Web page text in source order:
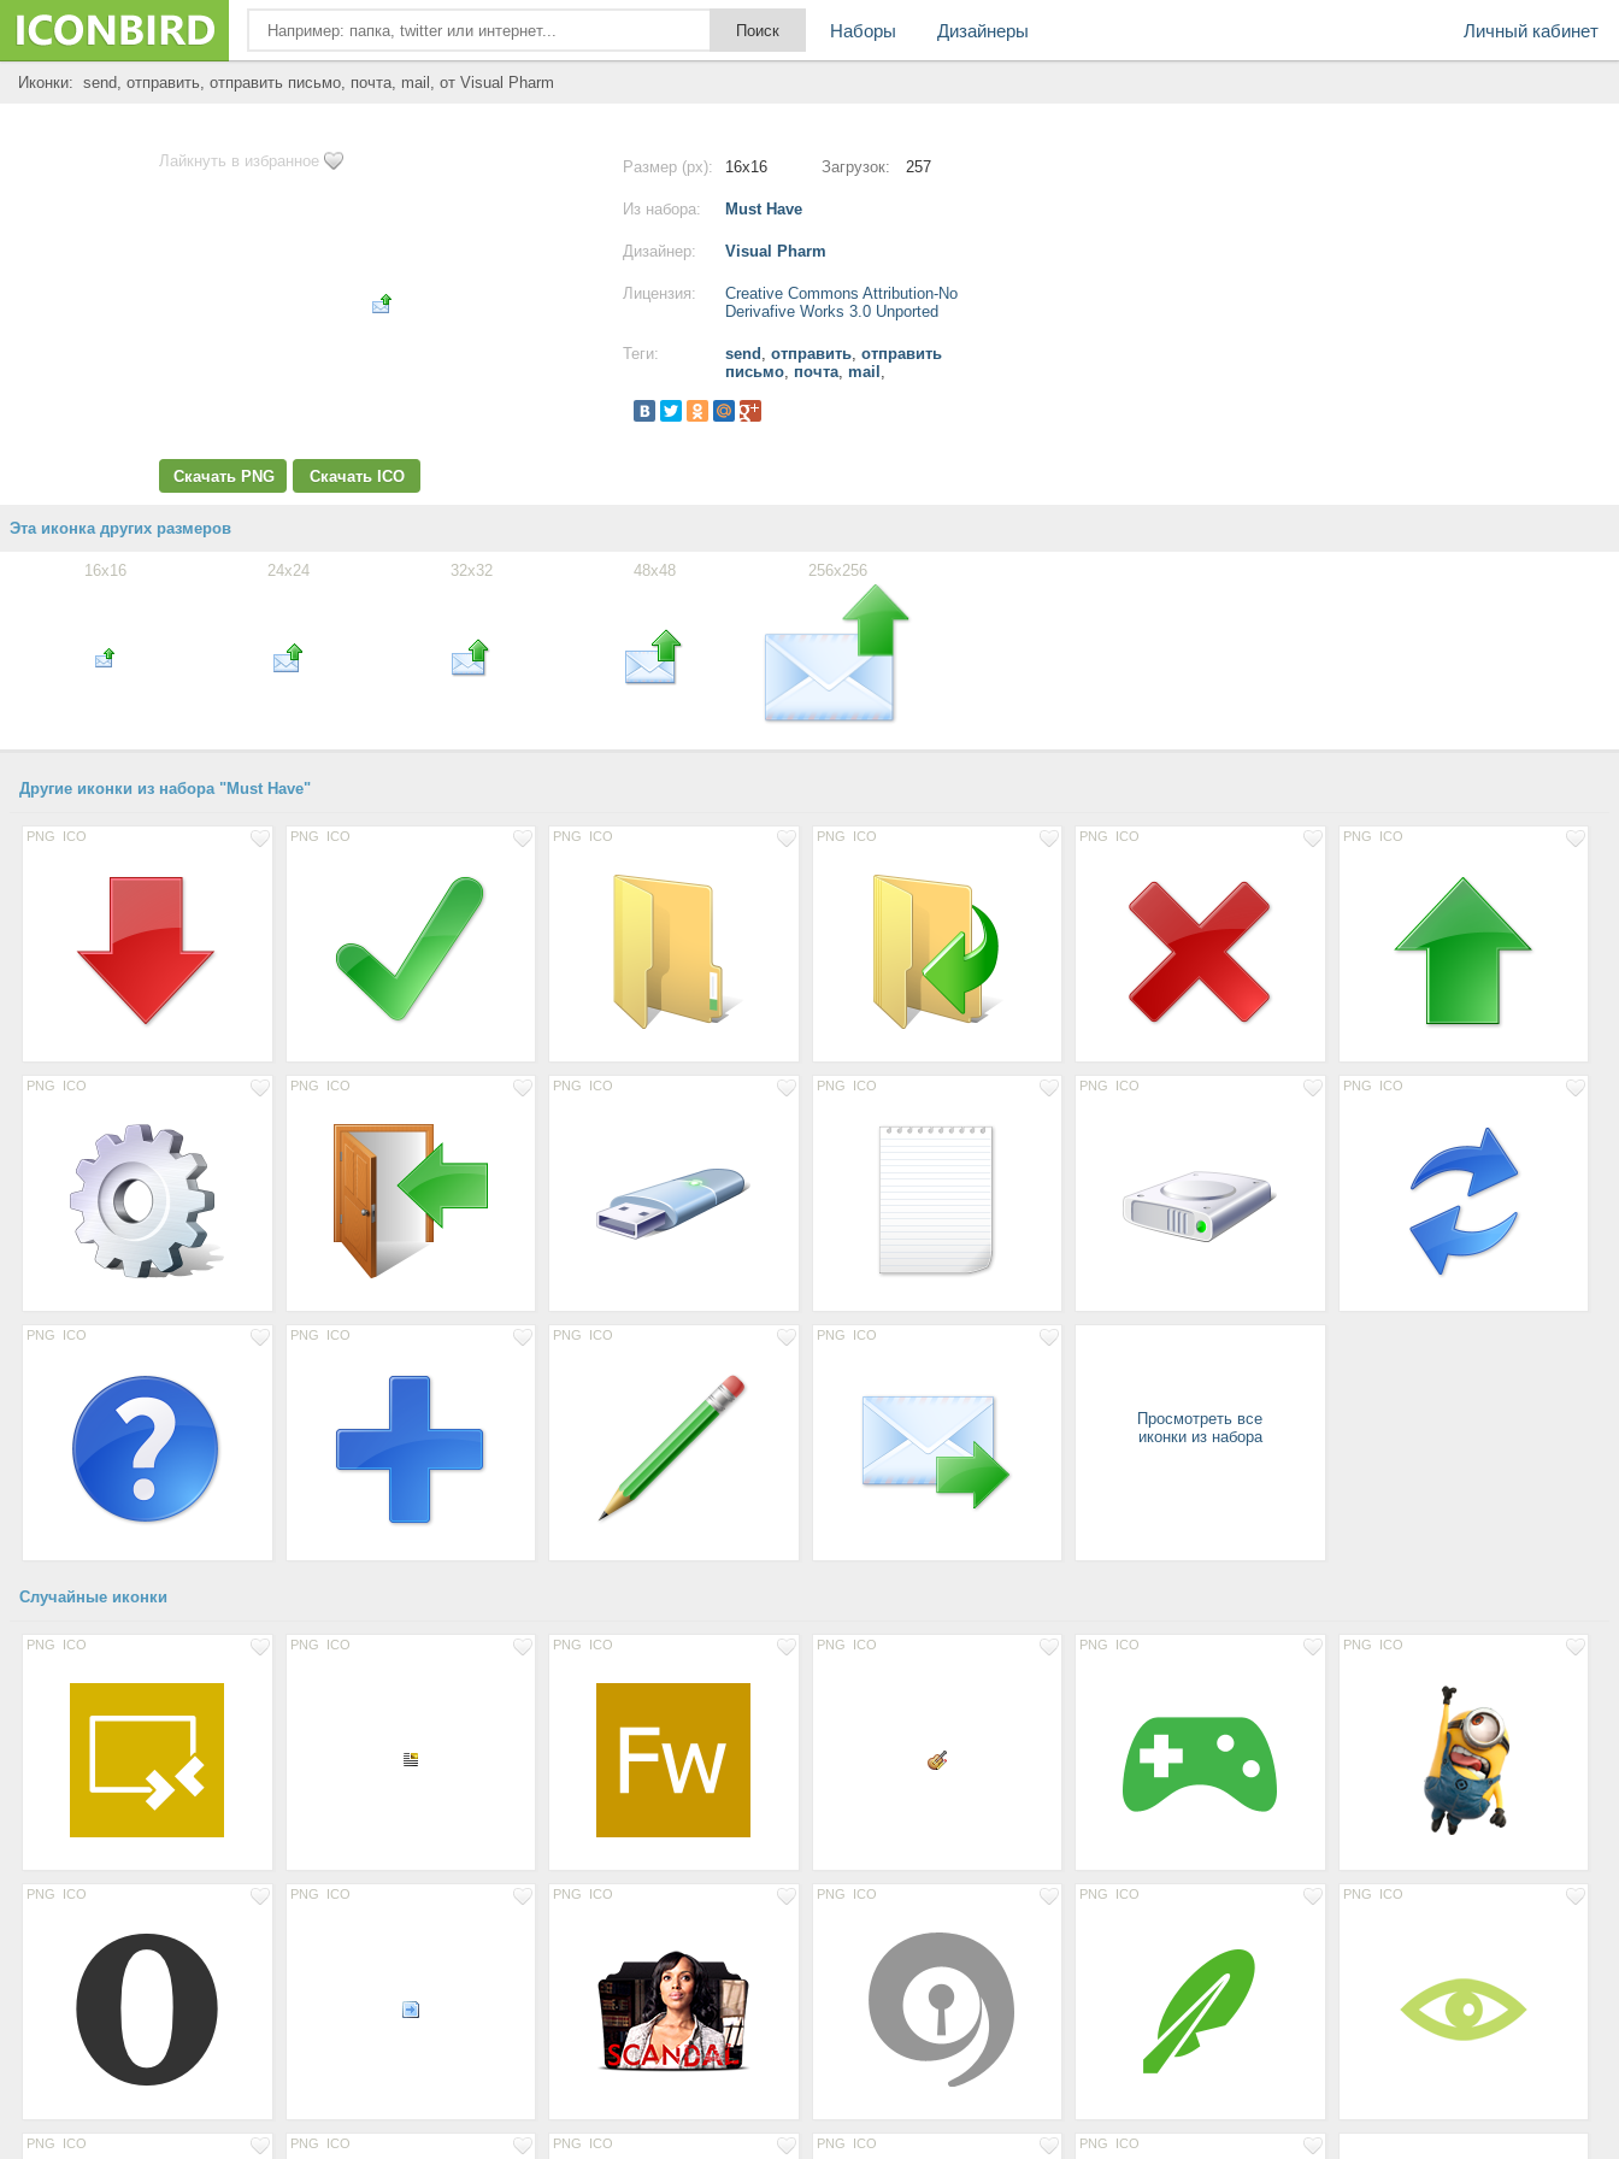
Личный кабинет
Наборы Дизайнеры
Иконки: send, отправить, отправить письмо, почта, mail, от Visual Pharm
Лайкнуть в избранное
Скачать PNG Скачать ICO
Размер (px): 16x16 Загрузок: 257
Из набора: Must Have
Дизайнер: Visual Pharm
Лицензия:
Creative Commons Attribution-No
Derivafive Works 3.0 Unported
Теги: send , отправить, отправить
письмо, почта, mail ,
Эта иконка других размеров
16x16 24x24 32x32 48x48 256x256
Другие иконки из набора "Must Have"
PNG ICO PNG ICO PNG ICO PNG ICO PNG ICO PNG ICO
PNG ICO PNG ICO PNG ICO PNG ICO PNG ICO PNG ICO
PNG ICO PNG ICO PNG ICO PNG ICO
Просмотреть все
иконки из набора
Случайные иконки
PNG ICO PNG ICO PNG ICO PNG ICO PNG ICO PNG ICO
PNG ICO PNG ICO PNG ICO PNG ICO PNG ICO PNG ICO
PNG ICO PNG ICO PNG ICO PNG ICO PNG ICO